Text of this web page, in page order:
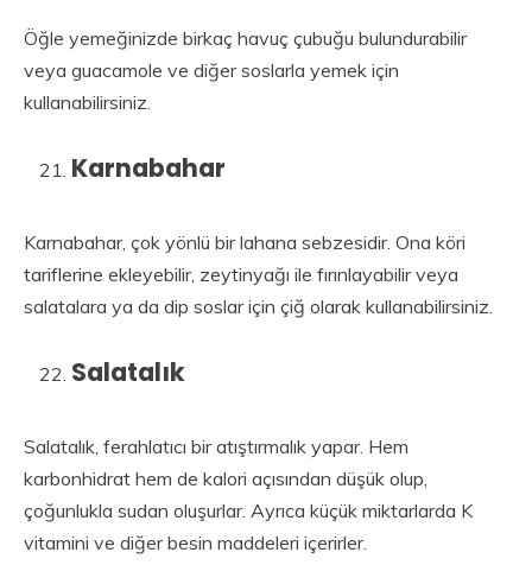
Öğle yemeğinizde birkaç havuç çubuğu bulundurabilir
veya guacamole ve diğer soslarla yemek için
kullanabilirsiniz.
Karnabahar
Karnabahar, çok yönlü bir lahana sebzesidir. Ona köri
tariflerine ekleyebilir, zeytinyağı ile fırınlayabilir veya
salatalara ya da dip soslar için çiğ olarak kullanabilirsiniz.
Salatalık
Salatalık, ferahlatıcı bir atıştırmalık yapar. Hem
karbonhidrat hem de kalori açısından düşük olup,
çoğunlukla sudan oluşurlar. Ayrıca küçük miktarlarda K
vitamini ve diğer besin maddeleri içerirler.